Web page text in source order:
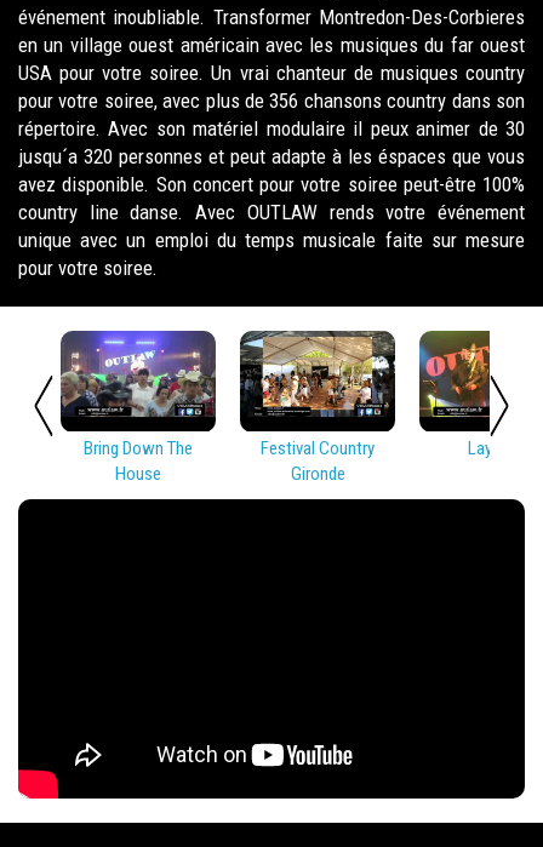
événement inoubliable. Transformer Montredon-Des-Corbieres
en un village ouest américain avec les musiques du far ouest
USA pour votre soiree. Un vrai chanteur de musiques country
pour votre soiree, avec plus de 356 chansons country dans son
répertoire. Avec son matériel modulaire il peux animer de 30
jusqu´a 320 personnes et peut adapte à les éspaces que vous
avez disponible. Son concert pour votre soiree peut-être 100%
country line danse. Avec OUTLAW rends votre événement
unique avec un emploi du temps musicale faite sur mesure
pour votre soiree.
Bring Down The
House
Festival Country
Gironde
Lay Low